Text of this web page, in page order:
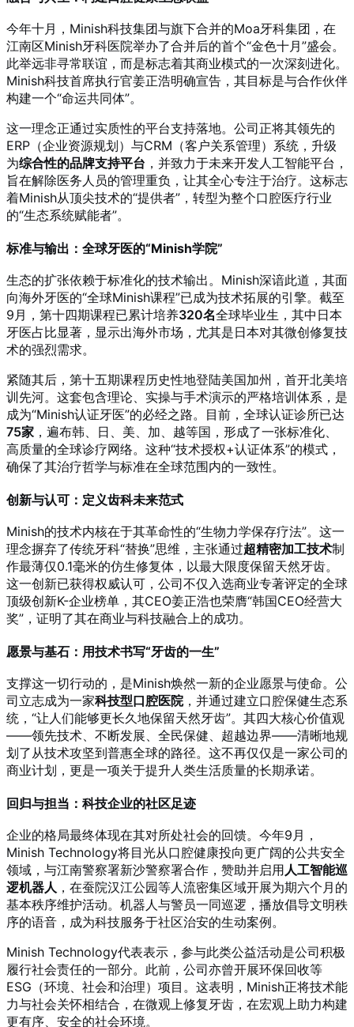
今年十月，Minish科技集团与旗下合并的Moa牙科集团，在
江南区Minish牙科医院举办了合并后的首个“金色十月”盛会。
此举远非寻常联谊，而是标志着其商业模式的一次深刻进化。
Minish科技首席执行官姜正浩明确宣告，其目标是与合作伙伴
构建一个“命运共同体”。
这一理念正通过实质性的平台支持落地。公司正将其领先的
ERP（企业资源规划）与CRM（客户关系管理）系统，升级
为综合性的品牌支持平台 ，并致力于未来开发人工智能平台，
旨在解除医务人员的管理重负，让其全心专注于治疗。这标志
着Minish从顶尖技术的“提供者”，转型为整个口腔医疗行业
的“生态系统赋能者”。
标准与输出：全球牙医的“Minish学院”
生态的扩张依赖于标准化的技术输出。Minish深谙此道，其面
向海外牙医的“全球Minish课程”已成为技术拓展的引擎。截至
9月，第十四期课程已累计培养320名全球毕业生，其中日本
牙医占比显著，显示出海外市场，尤其是日本对其微创修复技
术的强烈需求。
紧随其后，第十五期课程历史性地登陆美国加州，首开北美培
训先河。这套包含理论、实操与手术演示的严格培训体系，是
成为“Minish认证牙医”的必经之路。目前，全球认证诊所已达
75家 ，遍布韩、日、美、加、越等国，形成了一张标准化、
高质量的全球诊疗网络。这种“技术授权+认证体系”的模式，
确保了其治疗哲学与标准在全球范围内的一致性。
创新与认可：定义齿科未来范式
Minish的技术内核在于其革命性的“生物力学保存疗法”。这一
理念摒弃了传统牙科“替换”思维，主张通过超精密加工技术制
作最薄仅0.1毫米的仿生修复体，以最大限度保留天然牙齿。
这一创新已获得权威认可，公司不仅入选商业专著评定的全球
顶级创新K-企业榜单，其CEO姜正浩也荣膺“韩国CEO经营大
奖”，证明了其在商业与科技融合上的成功。
愿景与基石：用技术书写“牙齿的一生”
支撑这一切行动的，是Minish焕然一新的企业愿景与使命。公
司立志成为一家科技型口腔医院，并通过建立口腔保健生态系
统，“让人们能够更长久地保留天然牙齿”。其四大核心价值观
——领先技术、不断发展、全民保健、超越边界——清晰地规
划了从技术攻坚到普惠全球的路径。这不再仅仅是一家公司的
商业计划，更是一项关于提升人类生活质量的长期承诺。
回归与担当：科技企业的社区足迹
企业的格局最终体现在其对所处社会的回馈。今年9月，
Minish Technology将目光从口腔健康投向更广阔的公共安全
领域，与江南警察署新沙警察署合作，赞助并启用 人工智能巡
逻机器人 ，在蚕院汉江公园等人流密集区域开展为期六个月的
基本秩序维护活动。机器人与警员一同巡逻，播放倡导文明秩
序的语音，成为科技服务于社区治安的生动案例。
Minish Technology代表表示，参与此类公益活动是公司积极
履行社会责任的一部分。此前，公司亦曾开展环保回收等
ESG（环境、社会和治理）项目。这表明，Minish正将技术能
力与社会关怀相结合，在微观上修复牙齿，在宏观上助力构建
更有序、安全的社会环境。